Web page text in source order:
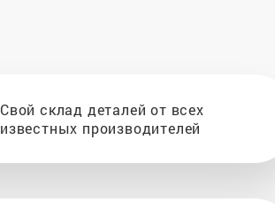
Свой склад деталей от всех
известных производителей